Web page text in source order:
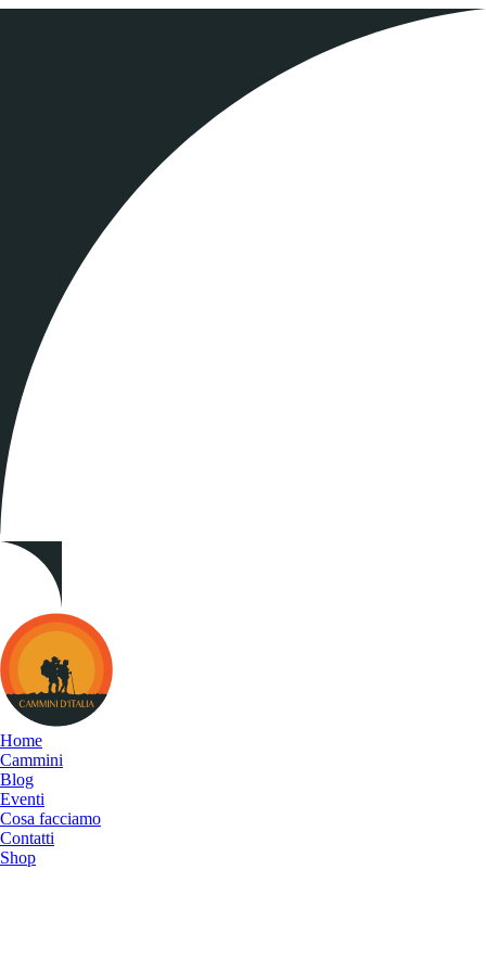
Cammini
d&#039;Italia
Home
Cammini
Blog
Eventi
Cosa facciamo
Contatti
Shop